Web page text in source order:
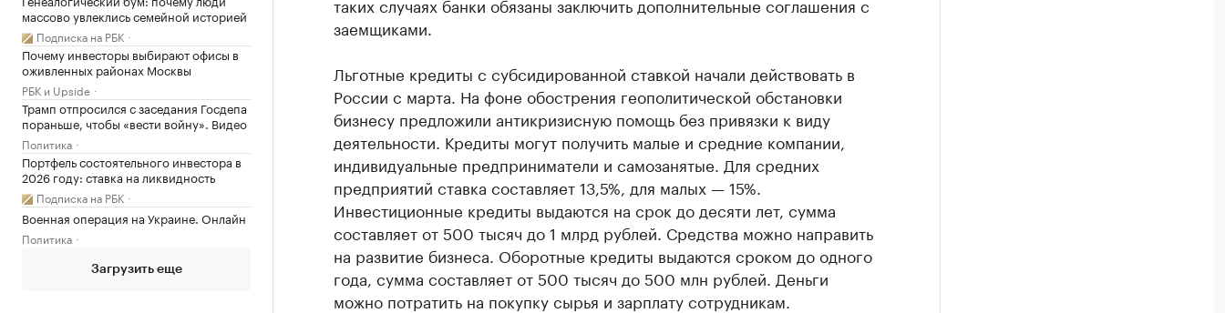
массово увлеклись семейной историей
Подписка на РБК
Почему инвесторы выбирают офисы в
оживленных районах Москвы
РБК и Upside
Трамп отпросился с заседания Госдепа
пораньше, чтобы «вести войну». Видео
Политика
Портфель состоятельного инвестора в
2026 году: ставка на ликвидность
Подписка на РБК
Военная операция на Украине. Онлайн
Политика
Загрузить еще
заемщиками.
Льготные кредиты с субсидированной ставкой начали действовать в
России с марта. На фоне обострения геополитической обстановки
бизнесу предложили антикризисную помощь без привязки к виду
деятельности. Кредиты могут получить малые и средние компании,
индивидуальные предприниматели и самозанятые. Для средних
предприятий ставка составляет 13,5%, для малых — 15%.
Инвестиционные кредиты выдаются на срок до десяти лет, сумма
составляет от 500 тысяч до 1 млрд рублей. Средства можно направить
на развитие бизнеса. Оборотные кредиты выдаются сроком до одного
года, сумма составляет от 500 тысяч до 500 млн рублей. Деньги
можно потратить на покупку сырья и зарплату сотрудникам.